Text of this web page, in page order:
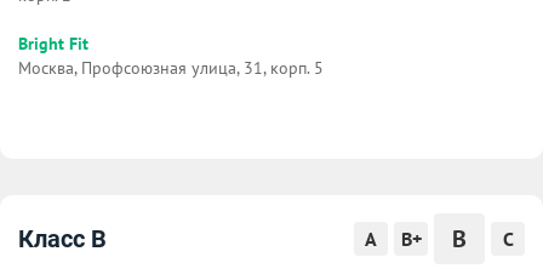
Bright Fit
Москва, Профсоюзная улица, 31, корп. 5
Класс B A B+ B C